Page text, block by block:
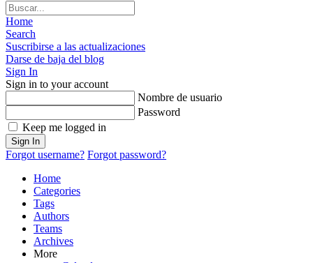
Home
Search
Suscribirse a las actualizaciones
Darse de baja del blog
Sign In
Sign in to your account
Nombre de usuario
Password
Keep me logged in
Sign In
Forgot username? Forgot password?
Home
Categories
Tags
Authors
Teams
Archives
More